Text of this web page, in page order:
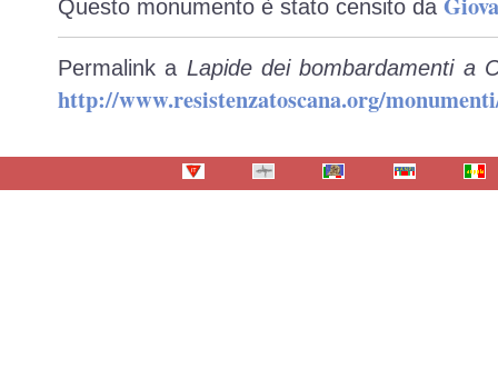
Questo monumento è stato censito da
Permalink a Lapide dei bombardamenti a
http://www.resistenzatoscana.org/